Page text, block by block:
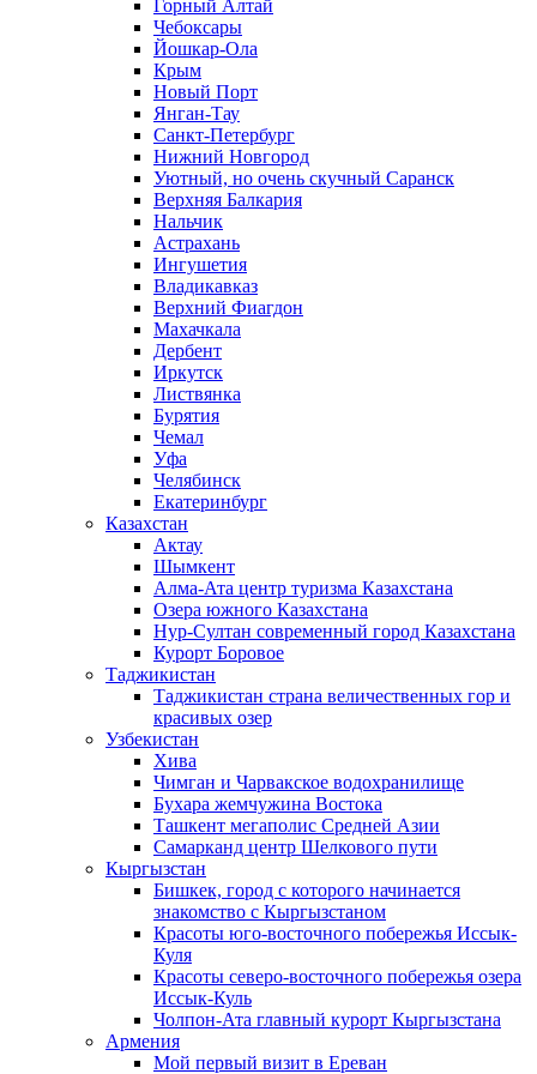
Горный Алтай
Чебоксары
Йошкар-Ола
Крым
Новый Порт
Янган-Тау
Санкт-Петербург
Нижний Новгород
Уютный, но очень скучный Саранск
Верхняя Балкария
Нальчик
Астрахань
Ингушетия
Владикавказ
Верхний Фиагдон
Махачкала
Дербент
Иркутск
Листвянка
Бурятия
Чемал
Уфа
Челябинск
Екатеринбург
Казахстан
Актау
Шымкент
Алма-Ата центр туризма Казахстана
Озера южного Казахстана
Нур-Султан современный город Казахстана
Курорт Боровое
Таджикистан
Таджикистан страна величественных гор и
красивых озер
Узбекистан
Хива
Чимган и Чарвакское водохранилище
Бухара жемчужина Востока
Ташкент мегаполис Средней Азии
Самарканд центр Шелкового пути
Кыргызстан
Бишкек, город с которого начинается
знакомство с Кыргызстаном
Красоты юго-восточного побережья Иссык-
Куля
Красоты северо-восточного побережья озера
Иссык-Куль
Чолпон-Ата главный курорт Кыргызстана
Армения
Мой первый визит в Ереван